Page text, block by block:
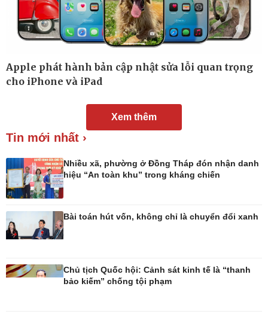
Nhà đẹp
Tình yêu - Gia đình
Sân khấu - Điện ảnh
Apple phát hành bản cập nhật sửa lỗi quan trọng
cho iPhone và iPad
Xem thêm
Tin mới nhất ›
Nhiều xã, phường ở Đồng Tháp đón nhận danh
hiệu “An toàn khu” trong kháng chiến
Bài toán hút vốn, không chỉ là chuyển đổi xanh
Chủ tịch Quốc hội: Cảnh sát kinh tế là “thanh
bảo kiếm” chống tội phạm